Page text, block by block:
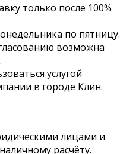
только после 100%
по пятницу.
возможна
услугой
в городе Клин.
лицами и
расчёту.